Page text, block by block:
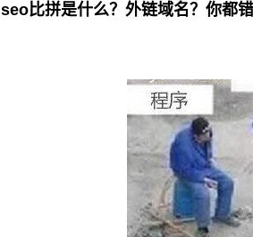
seo比拼是什么？外链域名？你都错